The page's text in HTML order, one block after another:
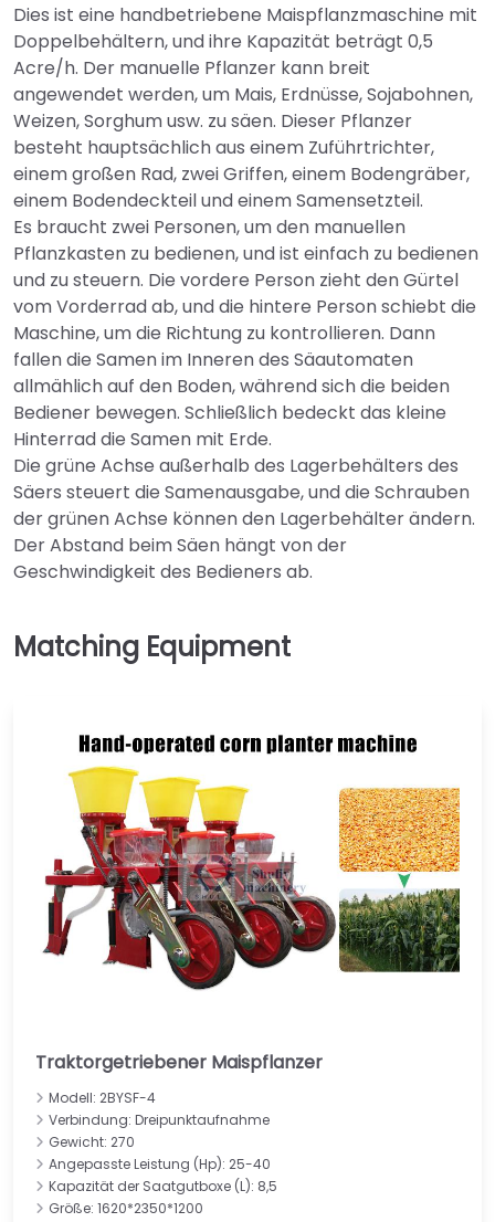
Dies ist eine handbetriebene Maispflanzmaschine mit
Doppelbehältern, und ihre Kapazität beträgt 0,5
Acre/h. Der manuelle Pflanzer kann breit
angewendet werden, um Mais, Erdnüsse, Sojabohnen,
Weizen, Sorghum usw. zu säen. Dieser Pflanzer
besteht hauptsächlich aus einem Zuführtrichter,
einem großen Rad, zwei Griffen, einem Bodengräber,
einem Bodendeckteil und einem Samensetzteil.
Es braucht zwei Personen, um den manuellen
Pflanzkasten zu bedienen, und ist einfach zu bedienen
und zu steuern. Die vordere Person zieht den Gürtel
vom Vorderrad ab, und die hintere Person schiebt die
Maschine, um die Richtung zu kontrollieren. Dann
fallen die Samen im Inneren des Säautomaten
allmählich auf den Boden, während sich die beiden
Bediener bewegen. Schließlich bedeckt das kleine
Hinterrad die Samen mit Erde.
Die grüne Achse außerhalb des Lagerbehälters des
Säers steuert die Samenausgabe, und die Schrauben
der grünen Achse können den Lagerbehälter ändern.
Der Abstand beim Säen hängt von der
Geschwindigkeit des Bedieners ab.
Traktorgetriebener Maispflanzer
Modell: 2BYSF-4
Verbindung: Dreipunktaufnahme
Gewicht: 270
Angepasste Leistung (Hp): 25-40
Kapazität der Saatgutboxe (L): 8,5
Größe: 1620*2350*1200